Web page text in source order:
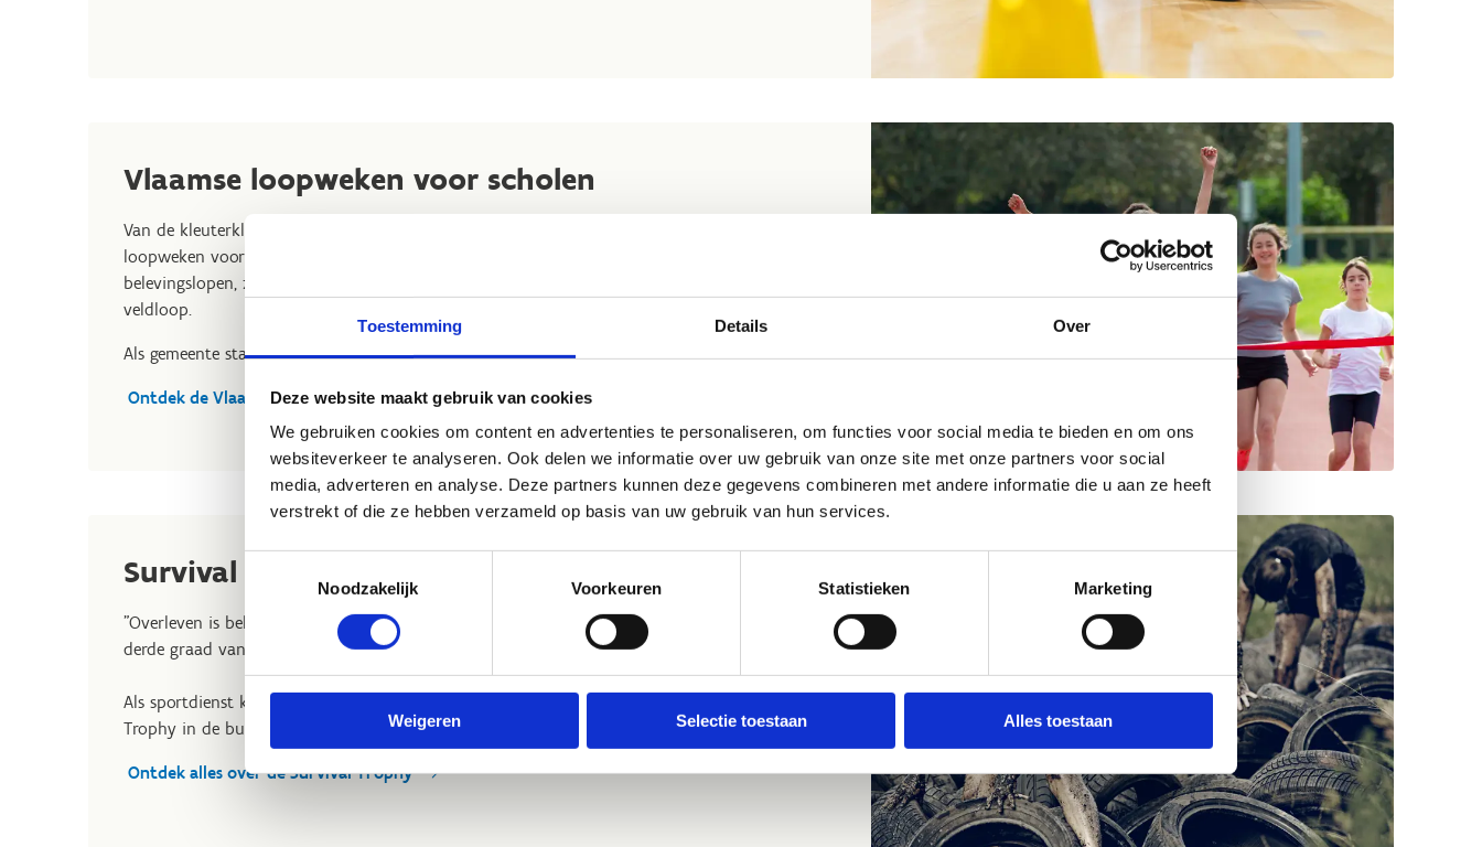
Toestemming Details Over
Deze website maakt gebruik van cookies
We gebruiken cookies om content en advertenties te personaliseren, om functies voor social media te bieden en om ons
websiteverkeer te analyseren. Ook delen we informatie over uw gebruik van onze site met onze partners voor social
media, adverteren en analyse. Deze partners kunnen deze gegevens combineren met andere informatie die u aan ze heeft
verstrekt of die ze hebben verzameld op basis van uw gebruik van hun services.
Noodzakelijk
Voorkeuren Statistieken Marketing
Weigeren Selectie toestaan Alles toestaan
Vlaamse loopweken voor scholen
Van de kleuterklas tot het laatste jaar van de middelbare school, iedereen kan de 'Vlaamse
loopweken voor scholen' beleven. De nadruk ligt op plezierbeleving en het organiseren van
belevingslopen, zoals hindernissenparcours en urban trails, in plaats van een traditionele
veldloop.
Als gemeente sta je in voor de organisatie voor de verschillende scholen op je grondgebied.
Ontdek de Vlaamse loopweken bij MOEV
Survival Trophy
"Overleven is belangrijker dan winnen" luidt het motto van deze hindernissenloop voor de
derde graad van het middelbaar onderwijs.
Als sportdienst kan je de secundaire scholen in je gemeente informeren wanneer de Survival
Trophy in de buurt is.
Ontdek alles over de Survival Trophy